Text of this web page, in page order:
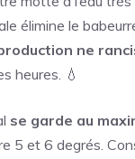
élimine le
ne
heures. 💧
se garde au
5 et 6 degrés.